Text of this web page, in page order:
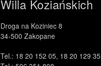
Willa Koziańskich
Droga na Koziniec 8
34-500 Zakopane
Tel.: 18 20 152 05, 18 20 129 35